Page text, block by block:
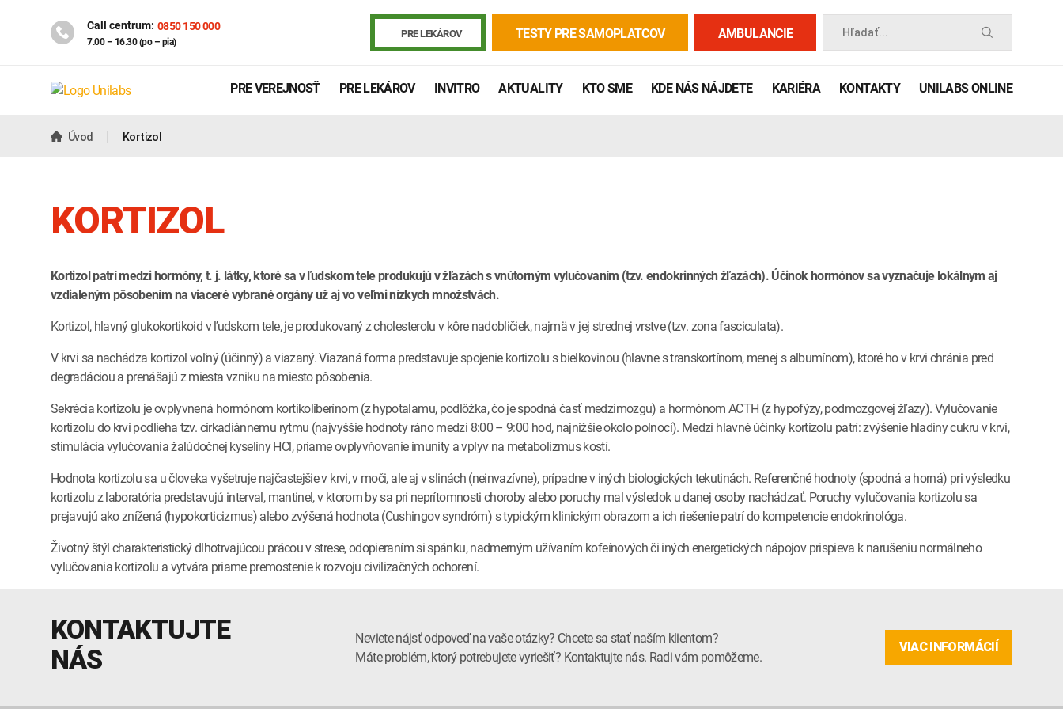
Call centrum: 0850 150 000
7.00 – 16.30 (po – pia)
PRE LEKÁROV TESTY PRE SAMOPLATCOV AMBULANCIE Hľadať...
Genetika Covid-19 Žiadanky a tlačivá Výsledky vyšetrení
INTOLERANCIA POTRAVÍN Lymská borelióza Human papillomavirus (HPV)
PRE VEREJNOSŤ PRE LEKÁROV INVITRO AKTUALITY KTO SME KDE NÁS NÁJDETE KARIÉRA KONTAKTY UNILABS ONLINE
Úvod Kortizol
KORTIZOL
Kortizol patrí medzi hormóny, t. j. látky, ktoré sa v ľudskom tele produkujú v žľazách s vnútorným vylučovaním (tzv. endokrinných žľazách). Účinok hormónov sa vyznačuje lokálnym aj
vzdialeným pôsobením na viaceré vybrané orgány už aj vo veľmi nízkych množstvách.
Kortizol, hlavný glukokortikoid v ľudskom tele, je produkovaný z cholesterolu v kôre nadobličiek, najmä v jej strednej vrstve (tzv. zona fasciculata).
V krvi sa nachádza kortizol voľný (účinný) a viazaný. Viazaná forma predstavuje spojenie kortizolu s bielkovinou (hlavne s transkortínom, menej s albumínom), ktoré ho v krvi chránia pred
degradáciou a prenášajú z miesta vzniku na miesto pôsobenia.
Sekrécia kortizolu je ovplyvnená hormónom kortikoliberínom (z hypotalamu, podlôžka, čo je spodná časť medzimozgu) a hormónom ACTH (z hypofýzy, podmozgovej žľazy). Vylučovanie
kortizolu do krvi podlieha tzv. cirkadiánnemu rytmu (najvyššie hodnoty ráno medzi 8:00 – 9:00 hod, najnižšie okolo polnoci). Medzi hlavné účinky kortizolu patrí: zvýšenie hladiny cukru v krvi,
stimulácia vylučovania žalúdočnej kyseliny HCl, priame ovplyvňovanie imunity a vplyv na metabolizmus kostí.
Hodnota kortizolu sa u človeka vyšetruje najčastejšie v krvi, v moči, ale aj v slinách (neinvazívne), prípadne v iných biologických tekutinách. Referenčné hodnoty (spodná a horná) pri výsledku
kortizolu z laboratória predstavujú interval, mantinel, v ktorom by sa pri neprítomnosti choroby alebo poruchy mal výsledok u danej osoby nachádzať. Poruchy vylučovania kortizolu sa
prejavujú ako znížená (hypokorticizmus) alebo zvýšená hodnota (Cushingov syndróm) s typickým klinickým obrazom a ich riešenie patrí do kompetencie endokrinológa.
Životný štýl charakteristický dlhotrvajúcou prácou v strese, odopieraním si spánku, nadmerným užívaním kofeínových či iných energetických nápojov prispieva k narušeniu normálneho
vylučovania kortizolu a vytvára priame premostenie k rozvoju civilizačných ochorení.
KONTAKTUJTE
NÁS
Neviete nájsť odpoveď na vaše otázky? Chcete sa stať naším klientom?
Máte problém, ktorý potrebujete vyriešiť? Kontaktujte nás. Radi vám pomôžeme.
VIAC INFORMÁCIÍ